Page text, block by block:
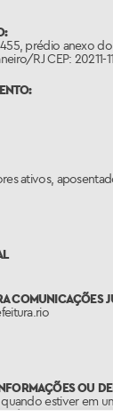
prédio anexo do
RJ CEP: 20211-
ativos,
COMUNICAÇÕES
OU
quando estiver em